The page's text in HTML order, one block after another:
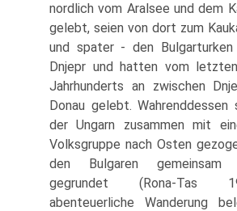
nordlich vom Aralsee und dem
gelebt, seien von dort zum
und spater - den
Dnjepr und hatten vom
Jahrhunderts an zwischen
Donau gelebt. Wahrenddessen
der Ungarn zusammen mit
Volksgruppe nach Osten
den Bulgaren gemeinsam
gegrundet (Rona-Tas
abenteuerliche Wanderung